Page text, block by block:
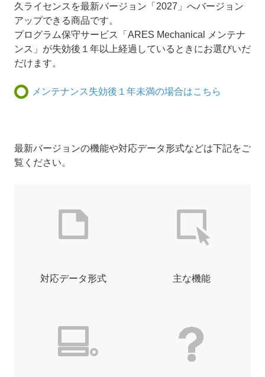
久ライセンスを最新バージョン「2027」へバージョン
アップできる商品です。
プログラム保守サービス「ARES Mechanical メンテナ
ンス」が失効後１年以上経過しているときにお選びいだ
だけます。
メンテナンス失効後１年未満の場合はこちら
最新バージョンの機能や対応データ形式などは下記をご
覧ください。
対応データ形式 主な機能